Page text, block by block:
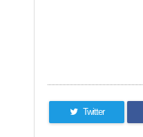
Twitter